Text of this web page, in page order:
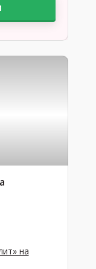
на